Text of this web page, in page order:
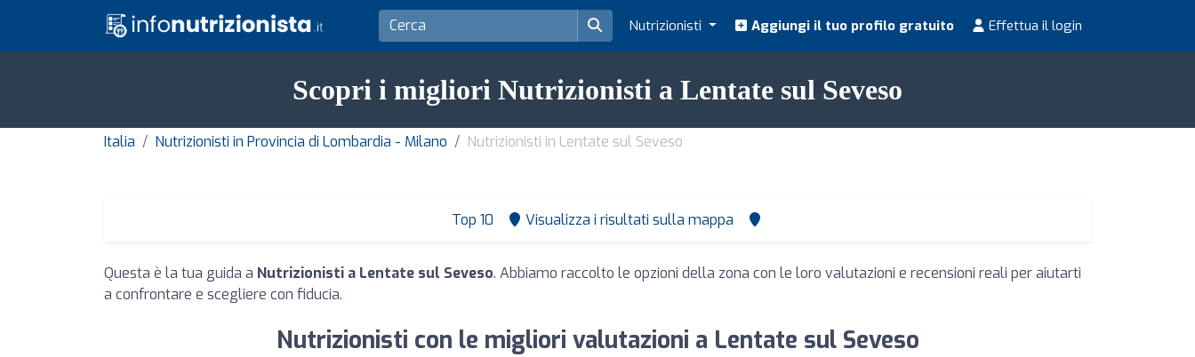
Nutrizionisti Aggiungi il tuo profilo gratuito Effettua il login
Scopri i migliori Nutrizionisti a Lentate sul Seveso
Italia Nutrizionisti in Provincia di Lombardia - Milano Nutrizionisti in Lentate sul Seveso
Top 10 Visualizza i risultati sulla mappa
Questa è la tua guida a Nutrizionisti a Lentate sul Seveso. Abbiamo raccolto le opzioni della zona con le loro valutazioni e recensioni reali per aiutarti
a confrontare e scegliere con fiducia.
Nutrizionisti con le migliori valutazioni a Lentate sul Seveso